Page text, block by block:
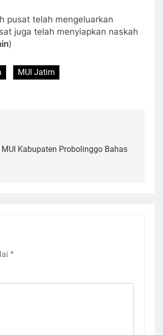
pusat telah mengeluarkan
juga telah menyiapkan naskah
)
MUI Jatim
MUI Kabupaten Probolinggo Bahas
*